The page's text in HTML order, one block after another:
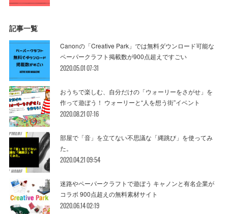
記事一覧
Canonの「Creative Park」では無料ダウンロード可能な
ペーパークラフト掲載数が900点超えですごい
2020.05.01 07:31
おうちで楽しむ、自分だけの「ウォーリーをさがせ」を
作って遊ぼう！ ウォーリーと“人を想う街”イベント
2020.08.21 07:16
部屋で「音」を立てない不思議な「縄跳び」を使ってみ
た。
2020.04.21 09:54
迷路やペーパークラフトで遊ぼう キャノンと有名企業が
コラボ 900点超えの無料素材サイト
2020.06.14 02:19